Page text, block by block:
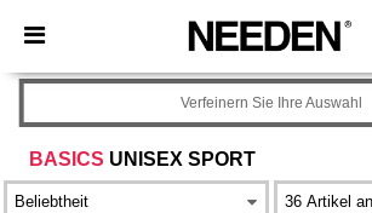
× Needen App
Bessere Preise in der App!
BASICS UNISEX SPORT
Verfeinern Sie Ihre Auswahl